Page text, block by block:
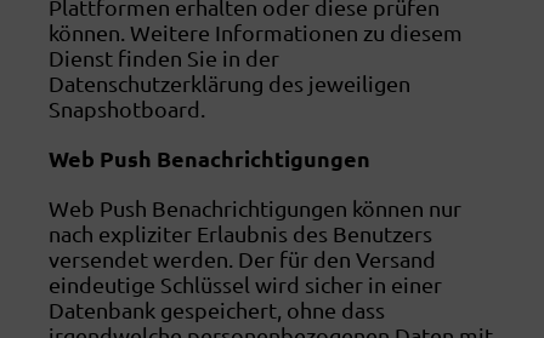
Plattformen erhalten oder diese prüfen
können. Weitere Informationen zu diesem
Dienst finden Sie in der
Datenschutzerklärung des jeweiligen
Snapshotboard.
Web Push Benachrichtigungen
Web Push Benachrichtigungen können nur
nach expliziter Erlaubnis des Benutzers
versendet werden. Der für den Versand
eindeutige Schlüssel wird sicher in einer
Datenbank gespeichert, ohne dass